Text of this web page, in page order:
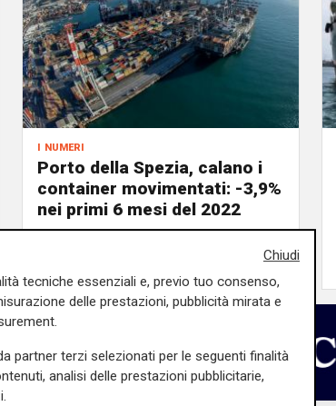
i numeri
Porto della Spezia, calano i
container movimentati: -3,9%
nei primi 6 mesi del 2022
04/08/2022
Chiudi
tecniche essenziali e, previo tuo consenso,
delle prestazioni, pubblicità mirata e
partner terzi selezionati per le seguenti finalità
analisi delle prestazioni pubblicitarie,